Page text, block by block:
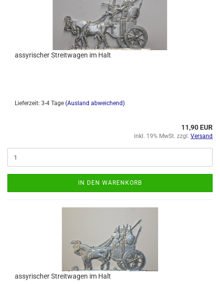
assyrischer Streitwagen im Halt
Lieferzeit: 3-4 Tage (Ausland abweichend)
11,90 EUR
inkl. 19% MwSt. zzgl. Versand
IN DEN WARENKORB
assyrischer Streitwagen im Halt